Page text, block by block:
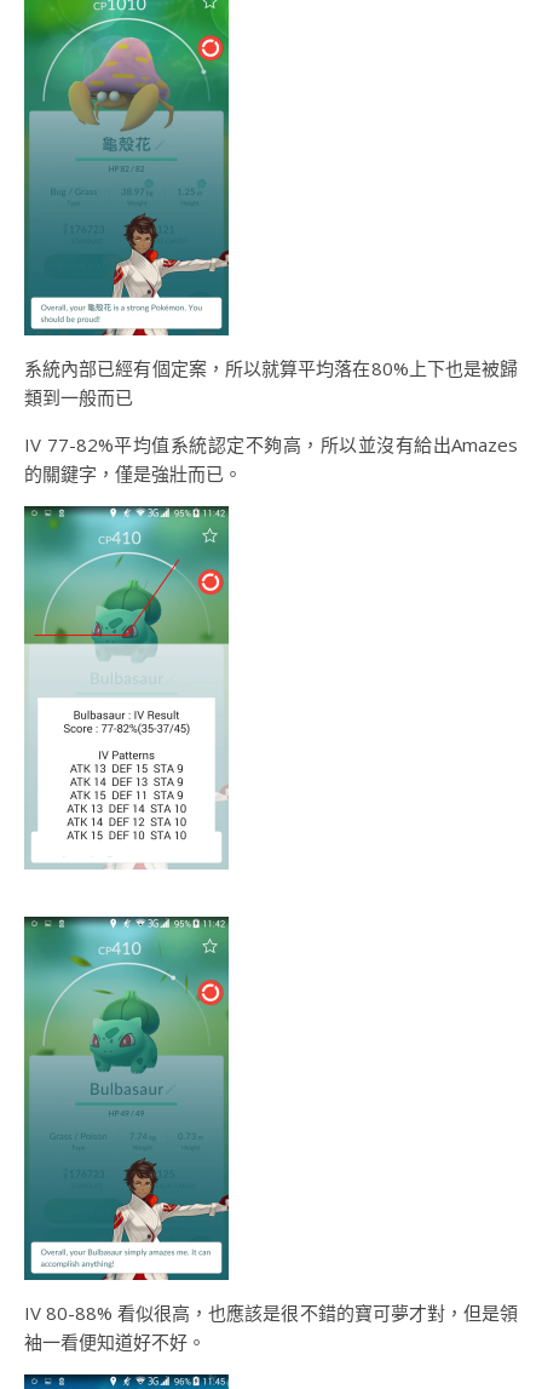
系統內部已經有個定案，所以就算平均落在80%上下也是被歸
類到一般而已
IV 77-82%平均值系統認定不夠高，所以並沒有給出Amazes
的關鍵字，僅是強壯而已。
IV 80-88% 看似很高，也應該是很不錯的寶可夢才對，但是領
袖一看便知道好不好。